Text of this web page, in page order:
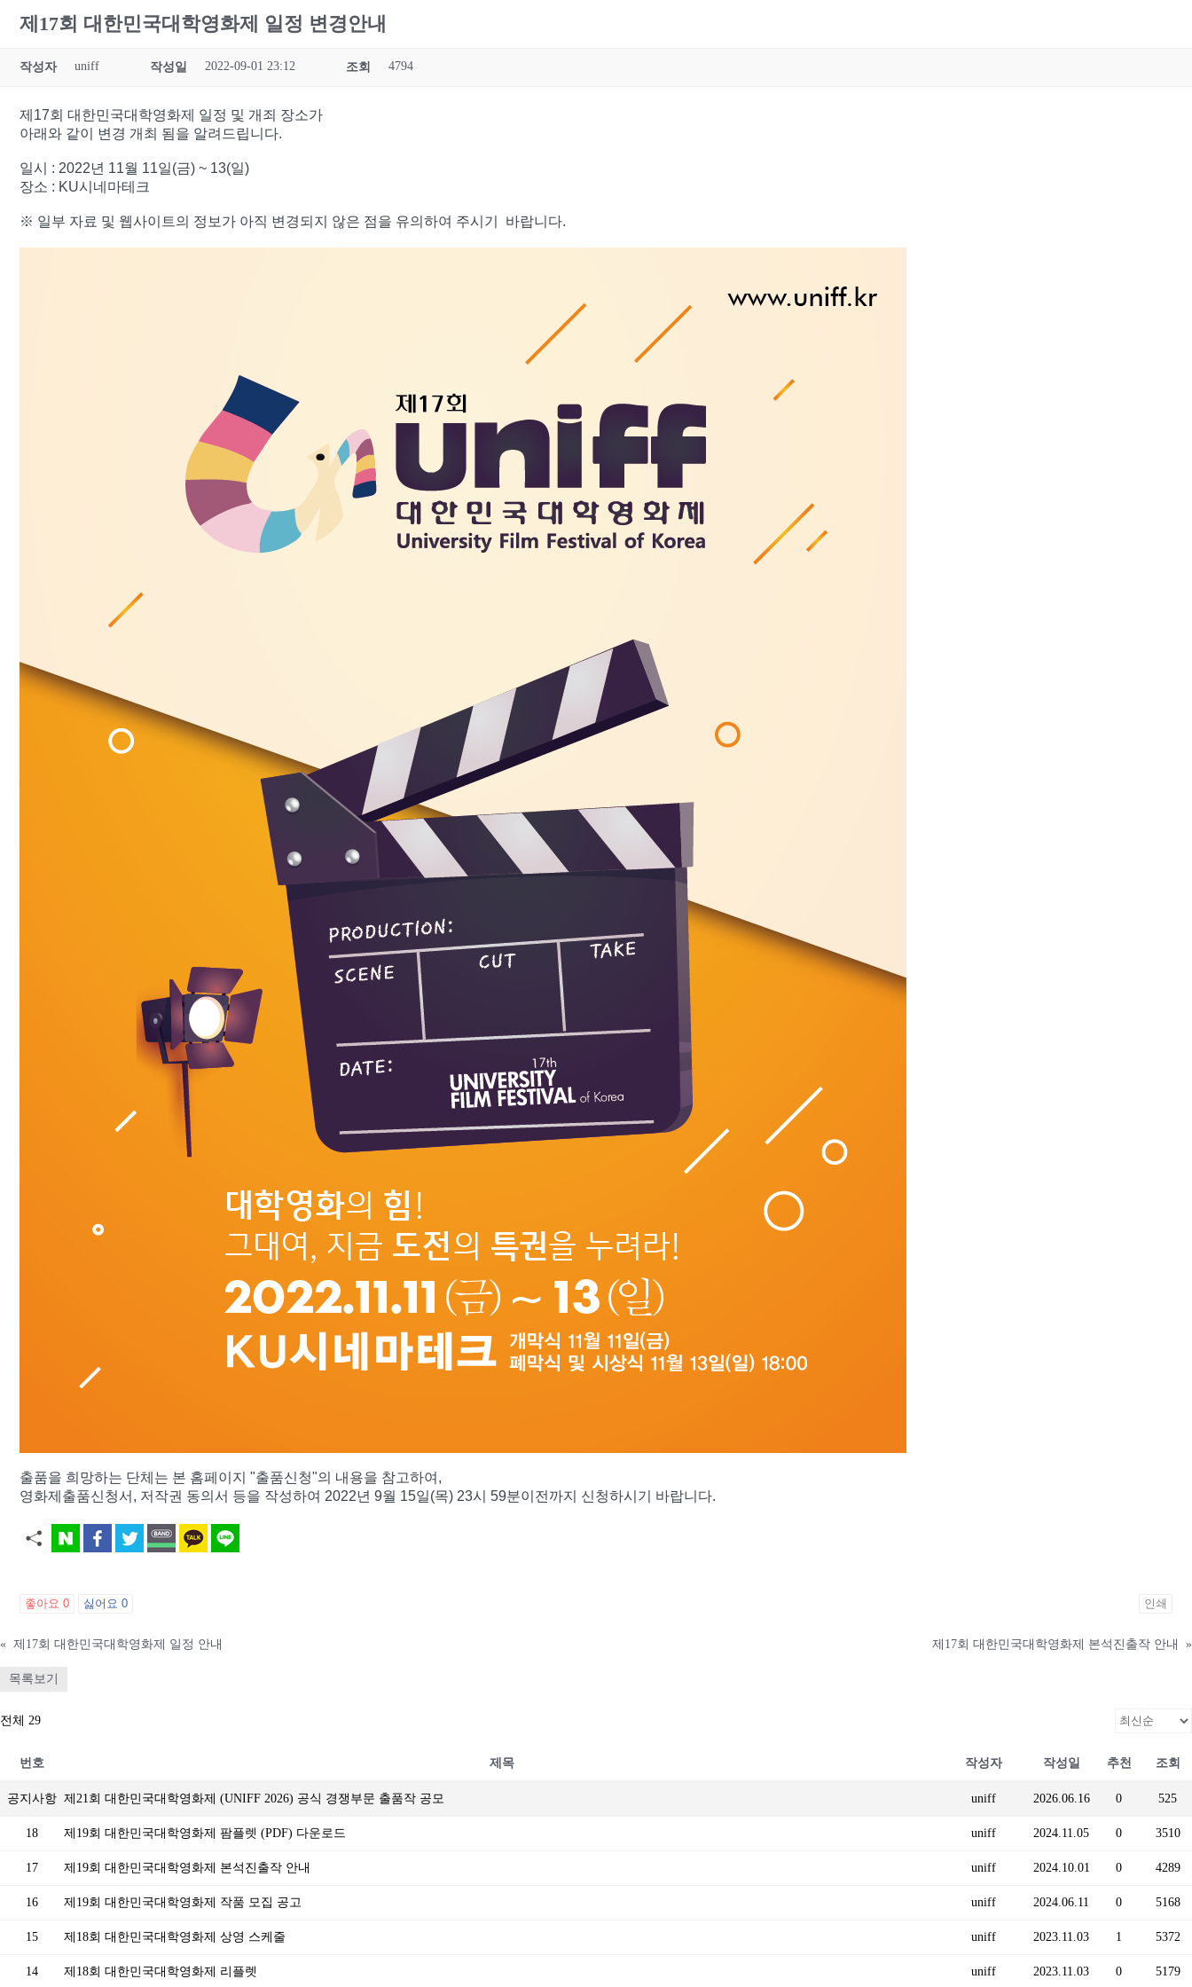
제17회 대한민국대학영화제 일정 변경안내
작성자 uniff 작성일 2022-09-01 23:12 조회 4794
제17회 대한민국대학영화제 일정 및 개죄 장소가
아래와 같이 변경 개최 됨을 알려드립니다.
일시 : 2022년 11월 11일(금) ~ 13(일)
장소 : KU시네마테크
※ 일부 자료 및 웹사이트의 정보가 아직 변경되지 않은 점을 유의하여 주시기 바랍니다.
출품을 희망하는 단체는 본 홈페이지 "출품신청"의 내용을 참고하여,
영화제출품신청서, 저작권 동의서 등을 작성하여 2022년 9월 15일(목) 23시 59분이전까지 신청하시기 바랍니다.
좋아요 0 싫어요 0 인쇄
« 제17회 대한민국대학영화제 일정 안내 제17회 대한민국대학영화제 본석진출작 안내 »
목록보기
전체 29
번호 제목 작성자 작성일 추천 조회
공지사항 제21회 대한민국대학영화제 (UNIFF 2026) 공식 경쟁부문 출품작 공모 uniff 2026.06.16 0 525
18 제19회 대한민국대학영화제 팜플렛 (PDF) 다운로드 uniff 2024.11.05 0 3510
17 제19회 대한민국대학영화제 본석진출작 안내 uniff 2024.10.01 0 4289
16 제19회 대한민국대학영화제 작품 모집 공고 uniff 2024.06.11 0 5168
15 제18회 대한민국대학영화제 상영 스케줄 uniff 2023.11.03 1 5372
14 제18회 대한민국대학영화제 리플렛 uniff 2023.11.03 0 5179